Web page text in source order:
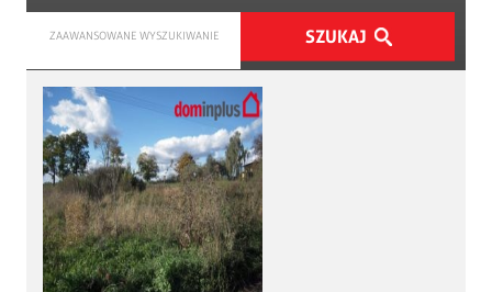
ZAAWANSOWANE WYSZUKIWANIE